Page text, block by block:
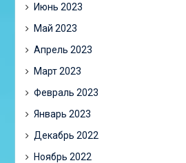
Июнь 2023
Май 2023
Апрель 2023
Март 2023
Февраль 2023
Январь 2023
Декабрь 2022
Ноябрь 2022